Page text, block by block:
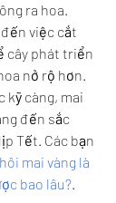
ra hoa.
việc cắt
cây phát triển
nở rộ hơn.
kỹ càng, mai
đến sắc
Tết. Các bạn
mai vàng là
bao lâu?.